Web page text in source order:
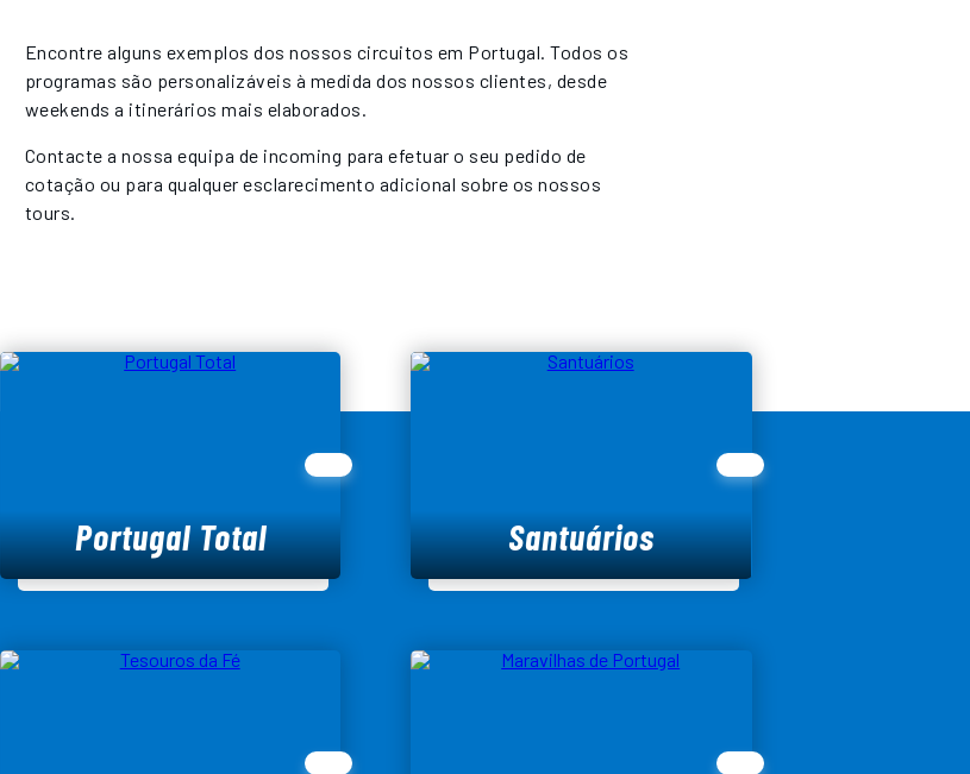
Encontre alguns exemplos dos nossos circuitos em Portugal. Todos os
programas são personalizáveis à medida dos nossos clientes, desde
weekends a itinerários mais elaborados.
Contacte a nossa equipa de incoming para efetuar o seu pedido de
cotação ou para qualquer esclarecimento adicional sobre os nossos
tours.
Portugal Total Santuários